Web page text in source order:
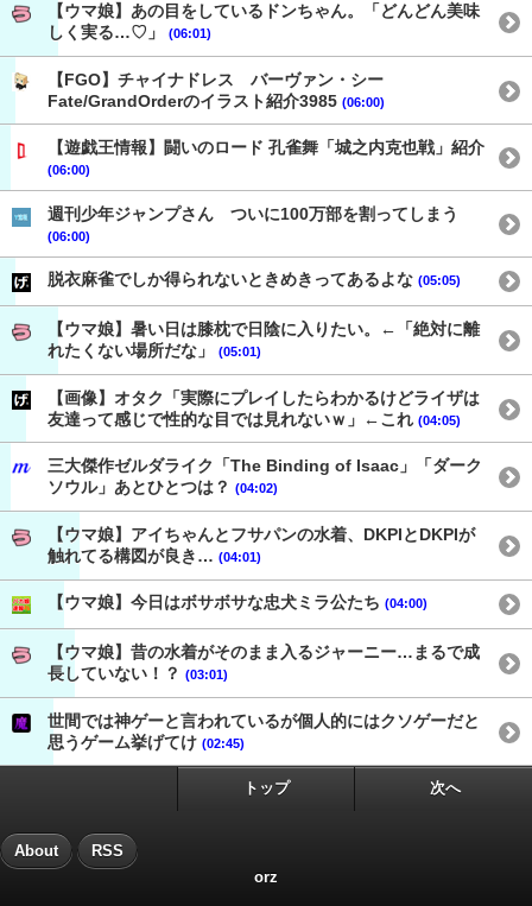
【ウマ娘】あの目をしているドンちゃん。「どんどん美味
しく実る…♡」
(06:01)
【FGO】チャイナドレス バーヴァン・シー
Fate/GrandOrderのイラスト紹介3985 (06:00)
【遊戯王情報】闘いのロード 孔雀舞「城之内克也戦」紹介
(06:00)
週刊少年ジャンプさん ついに100万部を割ってしまう
(06:00)
脱衣麻雀でしか得られないときめきってあるよな (05:05)
【ウマ娘】暑い日は膝枕で日陰に入りたい。←「絶対に離
れたくない場所だな」
(05:01)
【画像】オタク「実際にプレイしたらわかるけどライザは
友達って感じで性的な目では見れないｗ」←これ (04:05)
三大傑作ゼルダライク「The Binding of Isaac」「ダーク
ソウル」あとひとつは？ (04:02)
【ウマ娘】アイちゃんとフサパンの水着、DKPIとDKPIが
触れてる構図が良き… (04:01)
【ウマ娘】今日はボサボサな忠犬ミラ公たち (04:00)
【ウマ娘】昔の水着がそのまま入るジャーニー…まるで成
長していない！？ (03:01)
世間では神ゲーと言われているが個人的にはクソゲーだと
思うゲーム挙げてけ (02:45)
トップ 次へ
About RSS
orz